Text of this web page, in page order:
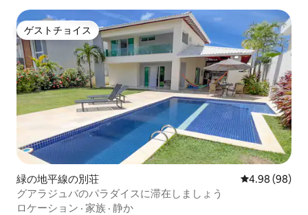
ゲストチョイス
ゲストチョイス
緑の地平線の別荘 レビュー98件
4.98 (98)
グアラジュバのパラダイスに滞在しましょう
ロケーション · 家族 · 静か